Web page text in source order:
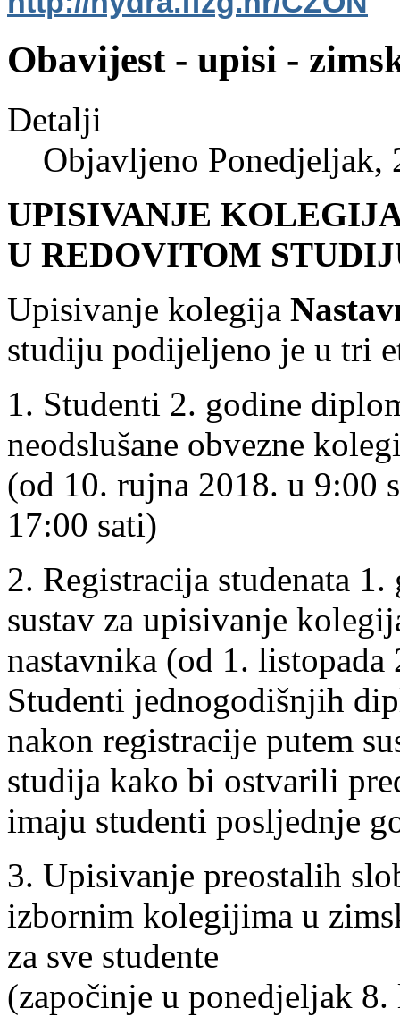
Obavijest - upisi -
Detalji
Objavljeno Ponedjeljak,
UPISIVANJE
U REDOVITOM
Upisivanje kolegija
studiju podijeljeno je u tri
1. Studenti 2. godine
neodslušane obvezne
(od 10. rujna 2018. u 9:00
17:00 sati)
2. Registracija studenata
sustav za upisivanje
nastavnika (od 1.
Studenti jednogodišnjih
nakon registracije putem
studija kako bi ostvarili
imaju studenti posljednje
3. Upisivanje preostalih
izbornim kolegijima u
za sve studente
(započinje u ponedjeljak